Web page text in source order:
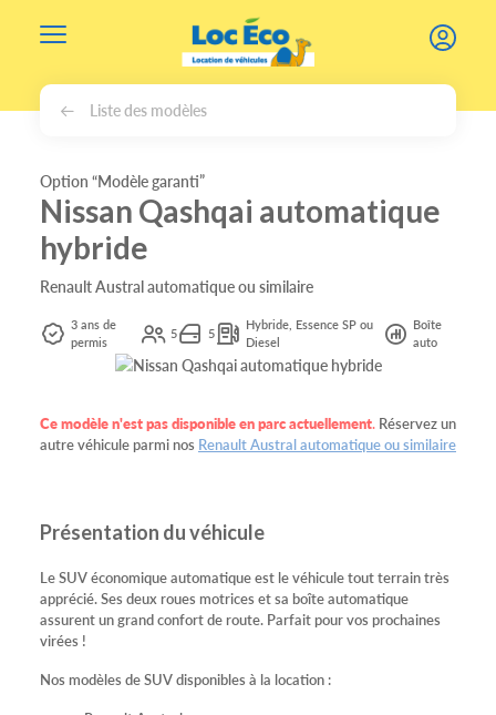
Liste des modèles
Option “Modèle garanti”
Nissan Qashqai automatique
hybride
Renault Austral automatique ou similaire
3 ans de
permis
5 5
Hybride, Essence SP ou
Diesel
Boîte
auto
Ce modèle n'est pas disponible en parc actuellement. Réservez un
autre véhicule parmi nos Renault Austral automatique ou similaire
Présentation du véhicule
Le SUV économique automatique est le véhicule tout terrain très
apprécié. Ses deux roues motrices et sa boîte automatique
assurent un grand confort de route. Parfait pour vos prochaines
virées !
Nos modèles de SUV disponibles à la location :